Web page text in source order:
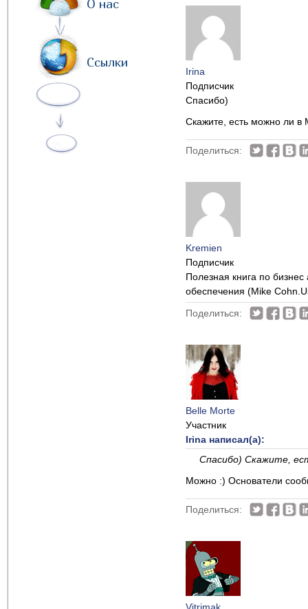
О нас
Ссылки
Irina
Подписчик
Спасибо)
Скажите, есть можно ли в
Поделиться:
Kremien
Подписчик
Полезная книга по
обеспечения (Mike
Поделиться:
Belle Morte
Участник
Irina написал(а):
Спасибо) Скажите,
Можно :) Основатели
Поделиться: